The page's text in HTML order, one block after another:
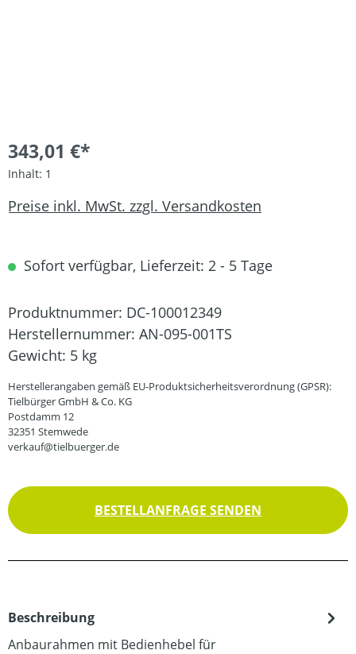
343,01 €*
Inhalt: 1
Preise inkl. MwSt. zzgl. Versandkosten
Sofort verfügbar, Lieferzeit: 2 - 5 Tage
Produktnummer: DC-100012349
Herstellernummer: AN-095-001TS
Gewicht: 5 kg
Herstellerangaben gemäß EU-Produktsicherheitsverordnung (GPSR):
Tielbürger GmbH & Co. KG
Postdamm 12
32351 Stemwede
verkauf@tielbuerger.de
BESTELLANFRAGE SENDEN
Beschreibung
Anbaurahmen mit Bedienhebel für